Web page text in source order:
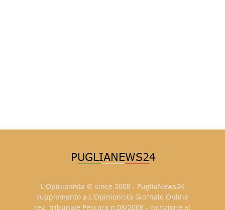
L'Opinionista © since 2008 - PugliaNews24
supplemento a L'Opinionista Giornale Online
reg. tribunale Pescara n.08/2008 - iscrizione al